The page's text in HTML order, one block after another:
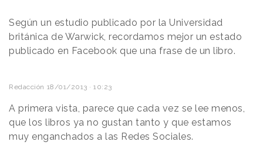
Según un estudio publicado por la Universidad
británica de Warwick, recordamos mejor un estado
publicado en Facebook que una frase de un libro.
Redacción 18/01/2013 · 10:23
A primera vista, parece que cada vez se lee menos,
que los libros ya no gustan tanto y que estamos
muy enganchados a las Redes Sociales.